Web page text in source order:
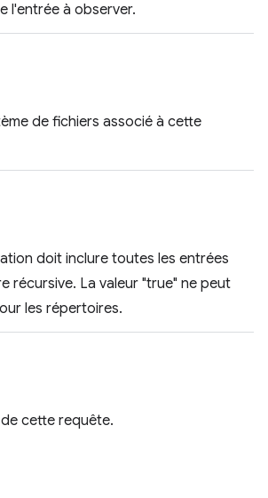
l'entrée à observer.
de fichiers associé à cette
doit inclure toutes les entrées
récursive. La valeur "true" ne peut
les répertoires.
cette requête.